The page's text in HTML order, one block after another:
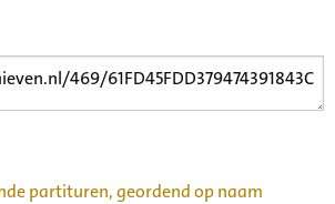
partituren, geordend op naam